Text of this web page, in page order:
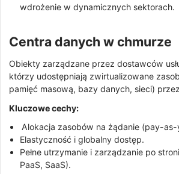
wdrożenie w dynamicznych sektorach.
Centra danych w chmurze
Obiekty zarządzane przez dostawców
którzy udostępniają zwirtualizowane
pamięć masową, bazy danych, sieci)
Kluczowe cechy:
Alokacja zasobów na żądanie (pay-
Elastyczność i globalny dostęp.
Pełne utrzymanie i zarządzanie po
PaaS, SaaS).